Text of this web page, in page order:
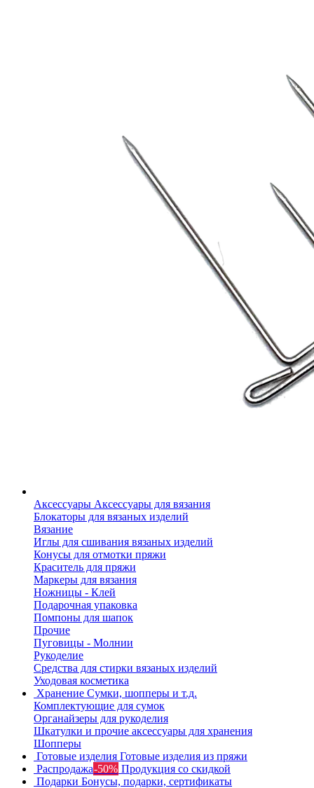
Аксессуары Аксессуары для вязания
Блокаторы для вязаных изделий
Вязание
Иглы для сшивания вязаных изделий
Конусы для отмотки пряжи
Краситель для пряжи
Маркеры для вязания
Ножницы - Клей
Подарочная упаковка
Помпоны для шапок
Прочие
Пуговицы - Молнии
Рукоделие
Средства для стирки вязаных изделий
Уходовая косметика
Хранение Сумки, шопперы и т.д.
Комплектующие для сумок
Органайзеры для рукоделия
Шкатулки и прочие аксессуары для хранения
Шопперы
Готовые изделия Готовые изделия из пряжи
Распродажа-50% Продукция со скидкой
Подарки Бонусы, подарки, сертификаты